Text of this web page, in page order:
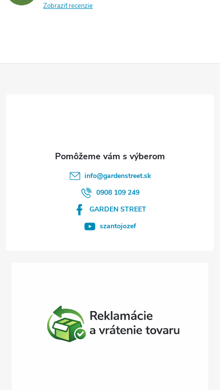
Zobraziť recenzie
info@gardenstreet.sk
0908 109 249
GARDEN STREET
szantojozef